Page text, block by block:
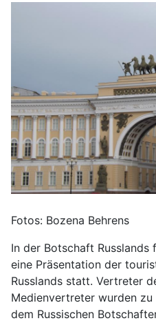
Fotos: Bozena Behrens
In der Botschaft Russlands
eine Präsentation der
Russlands statt. Vertreter
Medienvertreter wurden
dem Russischen